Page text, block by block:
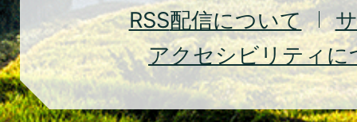
RSS配信について
アクセシビリティに